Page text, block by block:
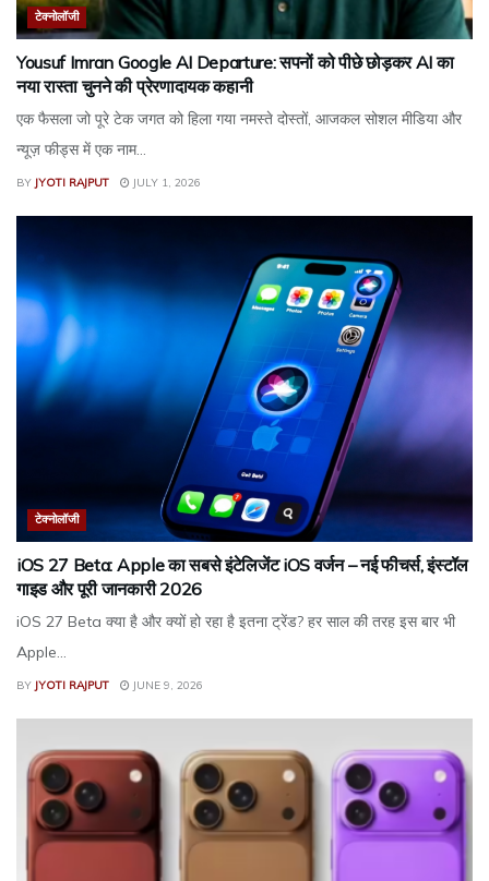
टेक्नोलॉजी
Yousuf Imran Google AI Departure: सपनों को पीछे छोड़कर AI का
नया रास्ता चुनने की प्रेरणादायक कहानी
एक फैसला जो पूरे टेक जगत को हिला गया नमस्ते दोस्तों, आजकल सोशल मीडिया और
न्यूज़ फीड्स में एक नाम...
BY JYOTI RAJPUT JULY 1, 2026
टेक्नोलॉजी
iOS 27 Beta: Apple का सबसे इंटेलिजेंट iOS वर्जन – नई फीचर्स, इंस्टॉल
गाइड और पूरी जानकारी 2026
iOS 27 Beta क्या है और क्यों हो रहा है इतना ट्रेंड? हर साल की तरह इस बार भी
Apple...
BY JYOTI RAJPUT JUNE 9, 2026